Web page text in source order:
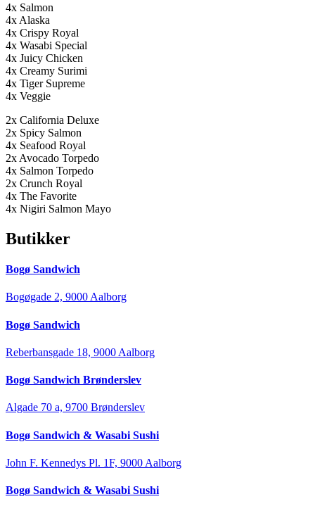
4x Salmon
4x Alaska
4x Crispy Royal
4x Wasabi Special
4x Juicy Chicken
4x Creamy Surimi
4x Tiger Supreme
4x Veggie
2x California Deluxe
2x Spicy Salmon
4x Seafood Royal
2x Avocado Torpedo
4x Salmon Torpedo
2x Crunch Royal
4x The Favorite
4x Nigiri Salmon Mayo
Butikker
Bogø Sandwich
Bogøgade 2, 9000 Aalborg
Bogø Sandwich
Reberbansgade 18, 9000 Aalborg
Bogø Sandwich Brønderslev
Algade 70 a, 9700 Brønderslev
Bogø Sandwich & Wasabi Sushi
John F. Kennedys Pl. 1F, 9000 Aalborg
Bogø Sandwich & Wasabi Sushi